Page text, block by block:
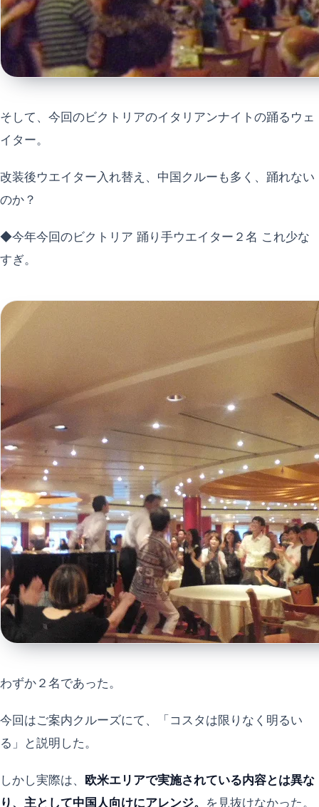
そして、今回のビクトリアのイタリアンナイトの踊るウェ
イター。
改装後ウエイター入れ替え、中国クルーも多く、踊れない
のか？
◆今年今回のビクトリア 踊り手ウエイター２名 これ少な
すぎ。
わずか２名であった。
今回はご案内クルーズにて、「コスタは限りなく明るい
る」と説明した。
しかし実際は、
欧米エリアで実施されている内容とは異な
り、主として中国人向けにアレンジ。
を見抜けなかった。